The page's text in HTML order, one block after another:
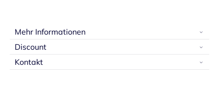
Mehr Informationen
Discount
Kontakt